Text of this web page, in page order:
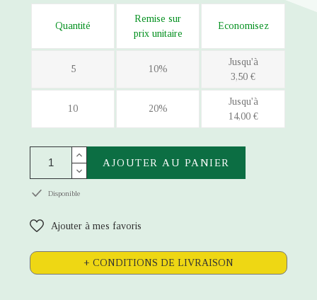
Quantité
Remise sur
prix unitaire
Economisez
5 10%
Jusqu'à
3,50 €
10 20%
Jusqu'à
14,00 €
AJOUTER AU PANIER
Disponible
Ajouter à mes favoris
+ CONDITIONS DE LIVRAISON